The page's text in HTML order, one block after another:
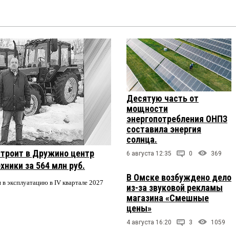
в Дружино центр
за 564 млн руб.
эксплуатацию в IV квартале 2027
Десятую часть от
мощности
энергопотребления ОНПЗ
составила энергия
солнца.
6 августа 12:35 0 369
В Омске возбуждено дело
из-за звуковой рекламы
магазина «Смешные
цены»
4 августа 16:20 3 1059